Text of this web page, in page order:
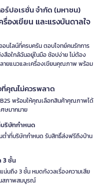
ร์ปอเรชั่น จำกัด (มหาชน)
องเขียน และแรงบันดาลใจ
อนไลน์ที่ครบครัน ตอบโจทย์คนรักการ
สือใกล้ฉันอยู่ในมือ ช้อปง่าย ไม่ต้อง
ายแนวและเครื่องเขียนคุณภาพ พร้อม
ที่คุณไม่ควรพลาด
พร้อมให้คุณเลือกสินค้าคุณภาพได้
ษมากมาย
ริษัทกำหนด
ำที่บริษัทกำหนด รับสิทธิ์ส่งฟรีถึงบ้าน
3 ชั้น
นถึง 3 ชั้น หมดกังวลเรื่องความเสีย
สภาพสมบูรณ์